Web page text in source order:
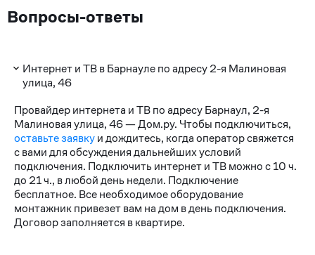
Вопросы-ответы
Интернет и ТВ в Барнауле по адресу 2-я Малиновая
улица, 46
Провайдер интернета и ТВ по адресу Барнаул, 2-я
Малиновая улица, 46 — Дом.ру. Чтобы подключиться,
оставьте заявкуи дождитесь, когда оператор свяжется
с вами для обсуждения дальнейших условий
подключения. Подключить интернет и ТВ можно с 10 ч.
до 21 ч., в любой день недели. Подключение
бесплатное. Все необходимое оборудование
монтажник привезет вам на дом в день подключения.
Договор заполняется в квартире.